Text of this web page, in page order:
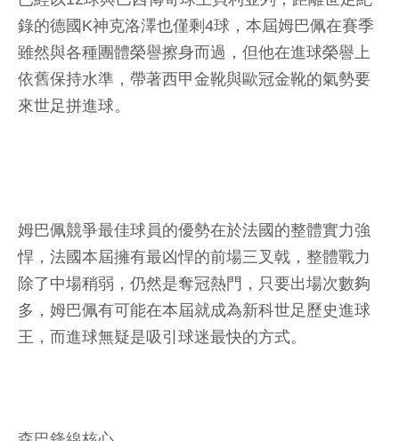
錄的德國K神克洛澤也僅剩4球，本屆姆巴佩在賽季
雖然與各種團體榮譽擦身而過，但他在進球榮譽上
依舊保持水準，帶著西甲金靴與歐冠金靴的氣勢要
來世足拼進球。
姆巴佩競爭最佳球員的優勢在於法國的整體實力強
悍，法國本屆擁有最凶悍的前場三叉戟，整體戰力
除了中場稍弱，仍然是奪冠熱門，只要出場次數夠
多，姆巴佩有可能在本屆就成為新科世足歷史進球
王，而進球無疑是吸引球迷最快的方式。